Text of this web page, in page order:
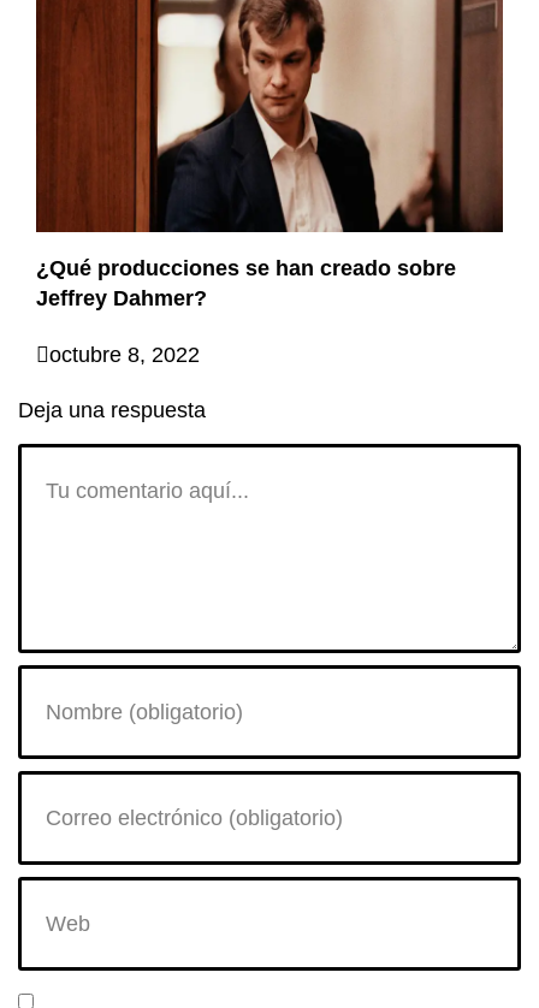
¿Qué producciones se han creado sobre
Jeffrey Dahmer?
octubre 8, 2022
Deja una respuesta